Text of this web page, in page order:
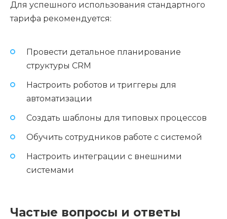
Для успешного использования стандартного
тарифа рекомендуется:
Провести детальное планирование
структуры CRM
Настроить роботов и триггеры для
автоматизации
Создать шаблоны для типовых процессов
Обучить сотрудников работе с системой
Настроить интеграции с внешними
системами
Частые вопросы и ответы